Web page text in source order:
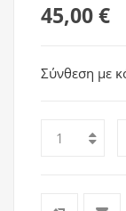
45,00 €
Σύνθεση με